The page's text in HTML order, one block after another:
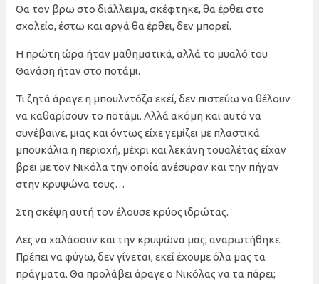
Θα τον βρω στο διάλλειμα, σκέφτηκε, θα έρθει στο
σχολείο, έστω και αργά θα έρθει, δεν μπορεί.
Η πρώτη ώρα ήταν μαθηματικά, αλλά το μυαλό του
Θανάση ήταν στο ποτάμι.
Τι ζητά άραγε η μπουλντόζα εκεί, δεν πιστεύω να θέλουν
να καθαρίσουν το ποτάμι. Αλλά ακόμη και αυτό να
συνέβαινε, μιας και όντως είχε γεμίζει με πλαστικά
μπουκάλια η περιοχή, μέχρι και λεκάνη τουαλέτας είχαν
βρει με τον Νικόλα την οποία ανέσυραν και την πήγαν
στην κρυψώνα τους…
Στη σκέψη αυτή τον έλουσε κρύος ιδρώτας.
Λες να χαλάσουν και την κρυψώνα μας; αναρωτήθηκε.
Πρέπει να φύγω, δεν γίνεται, εκεί έχουμε όλα μας τα
πράγματα. Θα προλάβει άραγε ο Νικόλας να τα πάρει;